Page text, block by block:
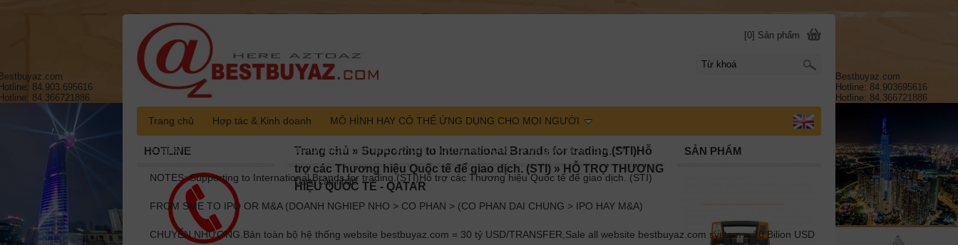
Đang cập nhật!
Trang chủ » Supporting to International Brands for trading.(STI)Hỗ
trợ các Thương hiệu Quốc tế để giao dịch. (STI) » HỖ TRỢ THƯƠNG
HIỆU QUỐC TẾ - QATAR
SẢN PHẨM
HOTLINE
[0] Sản phẩm
Trang chủ Hợp tác & Kinh doanh MÔ HÌNH HAY CÓ THỂ ỨNG DỤNG CHO MỌI NGƯỜI
Supporting to International Brands for trading.(STI)Hỗ trợ các Thương hiệu Quốc tế để giao dịch. (STI)
NOTES: Supporting to International Brands for trading.(STI)Hỗ trợ các Thương hiệu Quốc tế để giao dịch. (STI)
FROM SME TO IPO OR M&A (DOANH NGHIEP NHO > CO PHAN > (CO PHAN DAI CHUNG > IPO HAY M&A)
CHUYỂN NHƯỢNG.Bán toàn bộ hệ thống website bestbuyaz.com = 30 tỷ USD/TRANSFER,Sale all website bestbuyaz.com system = 30 Bilion USD
84.903.695616
84.366721886
Bestbuyaz.com
Hotline: 84.903695616
Hotline: 84.366721886